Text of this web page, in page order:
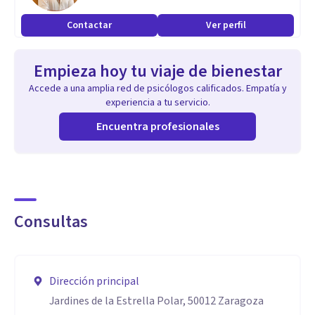
actualmente cuento con la titulación de experto en terapia
de pareja y experta en trastornos de personalidad.
Tengo un máster en inteligencia emocional y formación en
intervención en trauma
He realizado varios cursos de Terapias de tercera
generación o Terapia de Aceptación y compromiso.
tecnologías, apuestas, etc)
en la evidencia científica. En este espacio tendrás un refugio
Contactar Ver perfil
Empieza hoy tu viaje de bienestar
Accede a una amplia red de psicólogos calificados. Empatía y
experiencia a tu servicio.
Encuentra profesionales
Consultas
Dirección principal
Jardines de la Estrella Polar, 50012 Zaragoza